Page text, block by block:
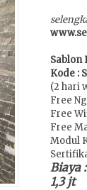
Sablon
Kode :
(2 hari
Free
Free
Free
Modul
Biaya :
1,3 jt